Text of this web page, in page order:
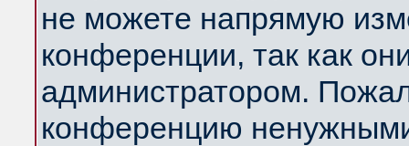
не можете напрямую
конференции, так как
администратором.
конференцию